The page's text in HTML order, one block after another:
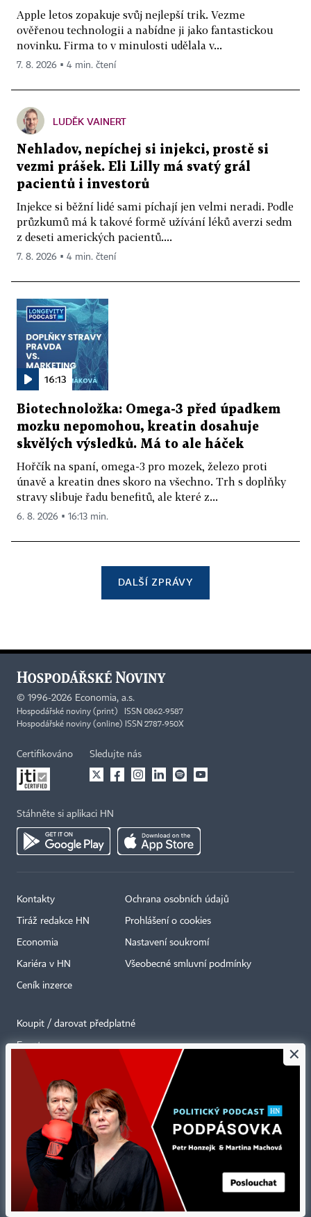
Apple letos zopakuje svůj nejlepší trik. Vezme
ověřenou technologii a nabídne ji jako fantastickou
novinku. Firma to v minulosti udělala v...
7. 8. 2026 ▪ 4 min. čtení
LUDĚK VAINERT
Nehladov, nepíchej si injekci, prostě si
vezmi prášek. Eli Lilly má svatý grál
pacientů i investorů
Injekce si běžní lidé sami píchají jen velmi neradi. Podle
průzkumů má k takové formě užívání léků averzi sedm
z deseti amerických pacientů....
7. 8. 2026 ▪ 4 min. čtení
16:13
Biotechnoložka: Omega-3 před úpadkem
mozku nepomohou, kreatin dosahuje
skvělých výsledků. Má to ale háček
Hořčík na spaní, omega-3 pro mozek, železo proti
únavě a kreatin dnes skoro na všechno. Trh s doplňky
stravy slibuje řadu benefitů, ale které z...
6. 8. 2026 ▪ 16:13 min.
DALŠÍ ZPRÁVY
© 1996-2026 Economia, a.s.
Hospodářské noviny (print) ISSN 0862-9587
Hospodářské noviny (online) ISSN 2787-950X
Certifikováno Sledujte nás
Stáhněte si aplikaci HN
Kontakty
Tiráž redakce HN
Economia
Kariéra v HN
Ceník inzerce
Ochrana osobních údajů
Prohlášení o cookies
Nastavení soukromí
Všeobecné smluvní podmínky
Koupit / darovat předplatné
Eventy
Newslettery
RSS kanály
Autorská práva vykonává vydavatel. Bez písemného svolení vydavatele je
zakázáno jakékoli užití částí nebo celku díla, zejména rozmnožování a šíření
jakýmkoli způsobem, mechanickým nebo elektronickým, v českém nebo
jiném jazyce. Bez souhlasu vydavatele je zakázáno též rozmnožování
obsahu pro účely automatizované analýzy textů nebo dat
podle ustanovení § 39c autorského zákona.
×